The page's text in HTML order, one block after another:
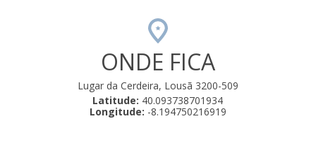
ONDE FICA
Lugar da Cerdeira, Lousã 3200-509
Latitude: 40.093738701934
Longitude: -8.194750216919